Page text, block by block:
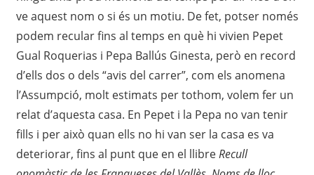
ve aquest nom o si és un motiu. De fet, potser només
podem recular fins al temps en què hi vivien Pepet
Gual Roquerias i Pepa Ballús Ginesta, però en record
d’ells dos o dels “avis del carrer”, com els anomena
l’Assumpció, molt estimats per tothom, volem fer un
relat d’aquesta casa. En Pepet i la Pepa no van tenir
fills i per això quan ells no hi van ser la casa es va
deteriorar, fins al punt que en el llibreRecull